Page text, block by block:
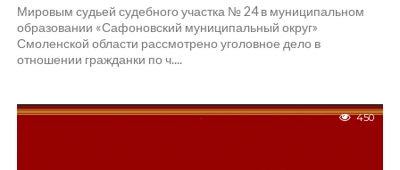
Мировым судьей судебного участка № 24 в муниципальном
образовании «Сафоновский муниципальный округ»
Смоленской области рассмотрено уголовное дело в
отношении гражданки по ч....
450